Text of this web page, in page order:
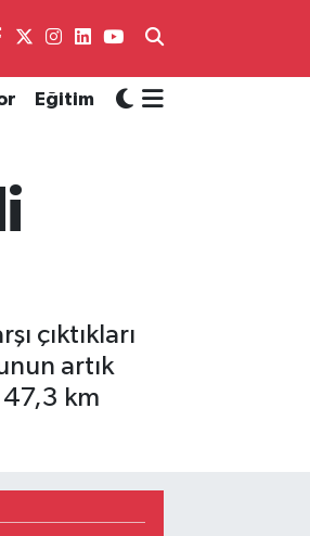
Eğitim
çıktıkları
artık
47,3 km